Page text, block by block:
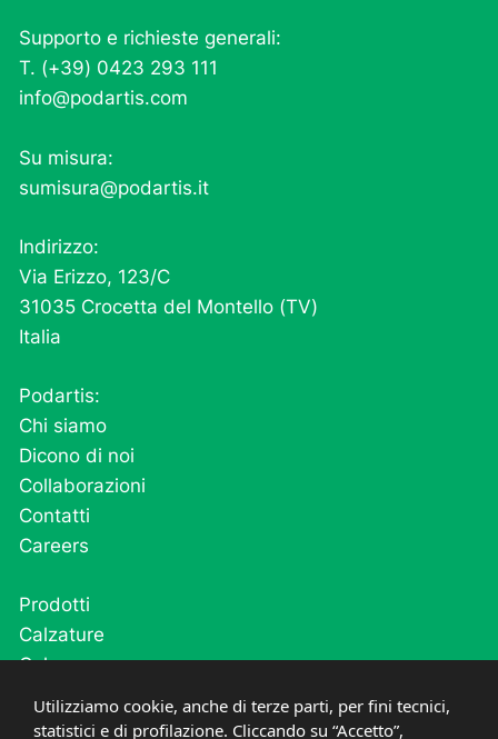
Supporto e richieste generali:
T. (+39) 0423 293 111
info@podartis.com
Su misura:
sumisura@podartis.it
Indirizzo:
Via Erizzo, 123/C
31035 Crocetta del Montello (TV)
Italia
Podartis:
Chi siamo
Dicono di noi
Collaborazioni
Contatti
Careers
Prodotti
Calzature
Calze
Plantari
Utilizziamo cookie, anche di terze parti, per fini tecnici,
statistici e di profilazione. Cliccando su “Accetto”,